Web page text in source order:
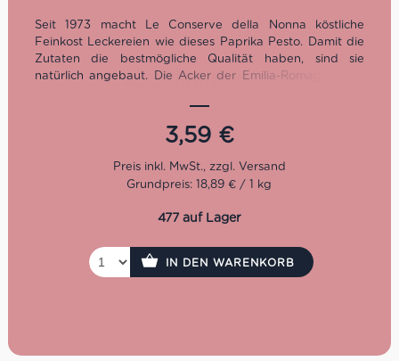
Seit 1973 macht Le Conserve della Nonna köstliche
Feinkost Leckereien wie dieses Paprika Pesto. Damit die
Zutaten die bestmögliche Qualität haben, sind sie
natürlich angebaut. Die Acker der Emilia-Romagna sind
Ein Paprika Pesto ist vielleicht nicht ganz gewöhnlich,
doch beim probieren ergibt es absolut Sinn. Eingelegte
Paprika gehört zu jeder anständigen Antipasti Platte
dazu, warum also nicht ein Pesto daraus zaubern? Le
Conserve della Nonna hat es getan und wir lieben es. Mit
einer Portion Pasta oder als Aufstrich für einen großzügig
belegten Panino macht sich das Paprika Pesto sehr gut.
3,59 €
Grundpreis: 18,89 € / 1 kg
477 auf Lager
IN DEN WARENKORB